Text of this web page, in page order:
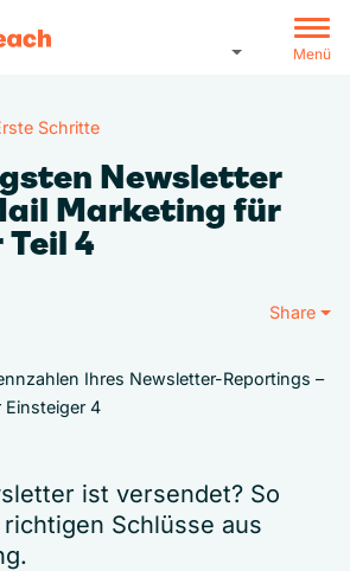
Menü
Schritte
Newsletter
Marketing für
4
Share
ist versendet? So
Schlüsse aus